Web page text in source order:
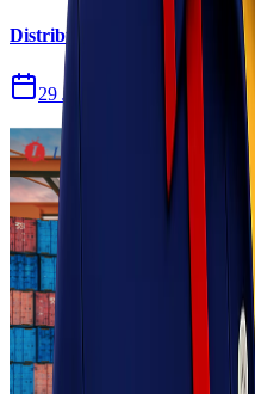
Distribusi Pengiriman Rokok
29 Jul 2026